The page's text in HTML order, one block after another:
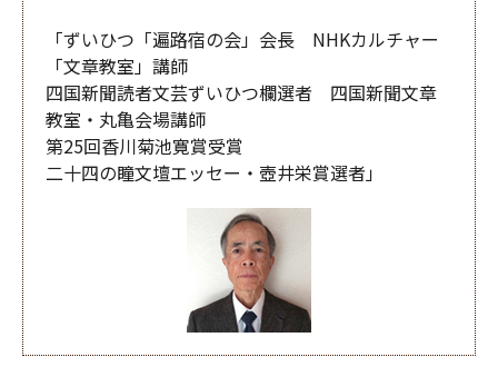
「ずいひつ「遍路宿の会」会長 NHKカルチャー
「文章教室」講師
四国新聞読者文芸ずいひつ欄選者 四国新聞文章
教室・丸亀会場講師
第25回香川菊池寛賞受賞
二十四の瞳文壇エッセー・壺井栄賞選者」